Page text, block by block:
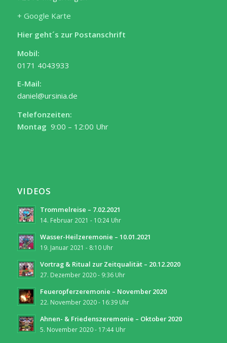
+ Google Karte
Hier geht´s zur Postanschrift
Mobil:
0171 4043933
E-Mail:
daniel@ursinia.de
Telefonzeiten:
Montag 9:00 – 12:00 Uhr
VIDEOS
Trommelreise – 7.02.2021
14. Februar 2021 - 10:24 Uhr
Wasser-Heilzeremonie – 10.01.2021
19. Januar 2021 - 8:10 Uhr
Vortrag & Ritual zur Zeitqualität – 20.12.2020
27. Dezember 2020 - 9:36 Uhr
Feueropferzeremonie – November 2020
22. November 2020 - 16:39 Uhr
Ahnen- & Friedenszeremonie – Oktober 2020
5. November 2020 - 17:44 Uhr